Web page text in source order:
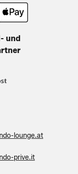
und
lounge.at
prive.it